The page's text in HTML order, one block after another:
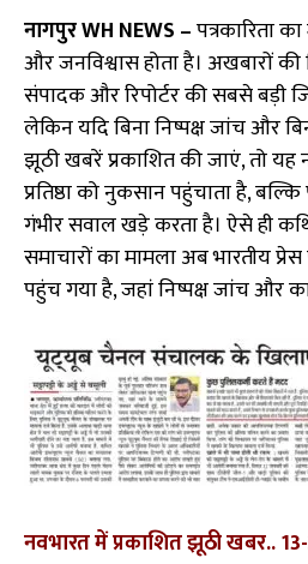
नागपुर WH NEWS –पत्रकारिता
और जनविश्वास होता है। अखबारों की
संपादक और रिपोर्टर की सबसे बड़ी
लेकिन यदि बिना निष्पक्ष जांच और
झूठी खबरें प्रकाशित की जाएं, तो
प्रतिष्ठा को नुकसान पहुंचाता है,
गंभीर सवाल खड़े करता है। ऐसे ही
समाचारों का मामला अब भारतीय
पहुंच गया है, जहां निष्पक्ष जांच और
नवभारत में प्रकाशित झूठी खबर..